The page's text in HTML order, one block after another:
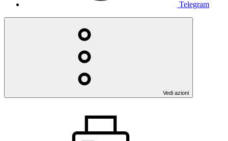
Telegram
Vedi azioni